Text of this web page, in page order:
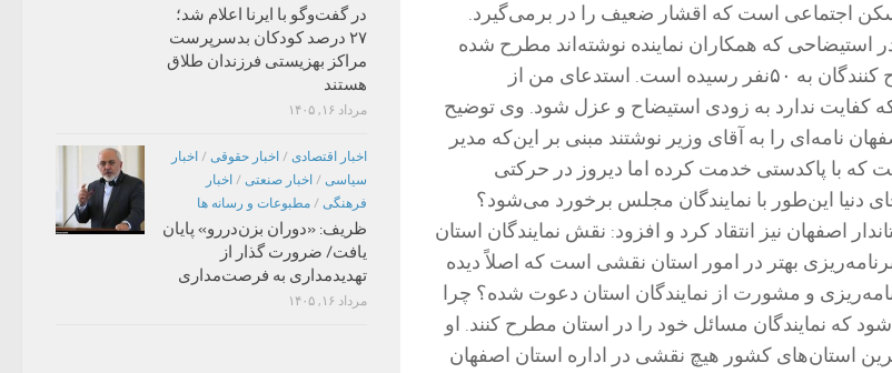
اجتماعی است که اقشار ضعیف را در برمی‌گیرد.
استیضاحی که همکاران نماینده نوشته‌اند مطرح شده
است. در حال حاضر عدد استیضاح‌ کنندگان به ۵۰نفر رسیده است. استدعای من از
کفایت ندارد به زودی استیضاح و عزل شود. وی توضیح
اصفهان نامه‌ای را به آقای وزیر نوشتند مبنی بر این‌که مدیر
با پاکدستی خدمت کرده اما دیروز در حرکتی
دنیا این‌طور با نمایندگان مجلس برخورد می‌شود؟
اصفهان نیز انتقاد کرد و افزود: نقش نمایندگان استان
بهتر در امور استان نقشی است که اصلاً دیده
و مشورت از نمایندگان استان دعوت شده؟ چرا
که نمایندگان مسائل خود را در استان مطرح کنند. او
استان‌های کشور هیچ نقشی در اداره استان اصفهان
در گفت‌وگو با ایرنا اعلام شد؛
۲۷ درصد کودکان بدسرپرست
مراکز بهزیستی فرزندان طلاق
هستند
مرداد ۱۶, ۱۴۰۵
اخبار اقتصادی / اخبار حقوقی / اخبار
سیاسی / اخبار صنعتی / اخبار
فرهنگی / مطبوعات و رسانه ها
ظریف: «دوران بزن‌دررو» پایان
یافت/ ضرورت گذار از
تهدیدمداری به فرصت‌مداری
مرداد ۱۶, ۱۴۰۵